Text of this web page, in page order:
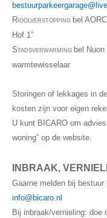
R IOOLVERSTOPPING bel AORC
Hof 1”
STADSVERWARMING bel Nuon
warmtewisselaar
Storingen of lekkages in
kosten zijn voor eigen
U kunt BICARO om
woning” op de website.
INBRAAK,
Gaarne melden bij bestuur
info@bicaro.nl
Bij inbraak/vernieling: doe